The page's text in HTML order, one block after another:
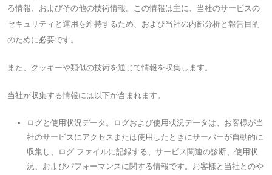
る情報、およびその他の技術情報。この情報は主に、当社のサービスの
セキュリティと運用を維持するため、および当社の内部分析と報告目的
のために必要です。
また、クッキーや類似の技術を通じて情報を収集します。
当社が収集する情報には以下が含まれます。
ログと使用状況データ。ログおよび使用状況データは、お客様が当
社のサービスにアクセスまたは使用したときにサーバーが自動的に
収集し、ログ ファイルに記録する、サービス関連の診断、使用状
況、およびパフォーマンスに関する情報です。お客様と当社とのや